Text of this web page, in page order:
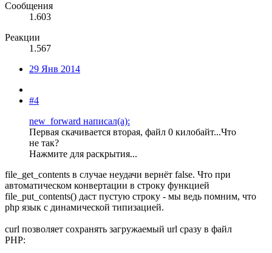
Сообщения
1.603
Реакции
1.567
29 Янв 2014
#4
new_forward написал(а):
Первая скачивается вторая, файл 0 килобайт...Что
не так?
Нажмите для раскрытия...
file_get_contents в случае неудачи вернёт false. Что при
автоматическом конвертации в строку функцией
file_put_contents() даст пустую строку - мы ведь помним, что
php язык с динамической типизацией.
curl позволяет сохранять загружаемый url сразу в файл
PHP: